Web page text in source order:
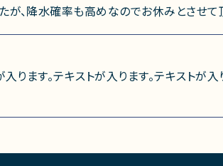
が、降水確率も高めなのでお休みとさせて
ります。テキストが入ります。テキストが入